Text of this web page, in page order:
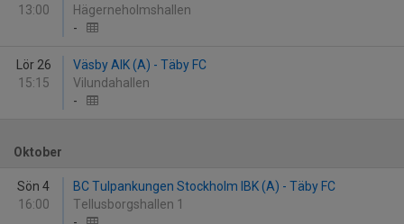
13:00
Hägerneholmshallen
-
Lör 26
15:15
Väsby AIK (A) - Täby FC
Vilundahallen
-
Oktober
Sön 4
16:00
BC Tulpankungen Stockholm IBK (A) - Täby FC
Tellusborgshallen 1